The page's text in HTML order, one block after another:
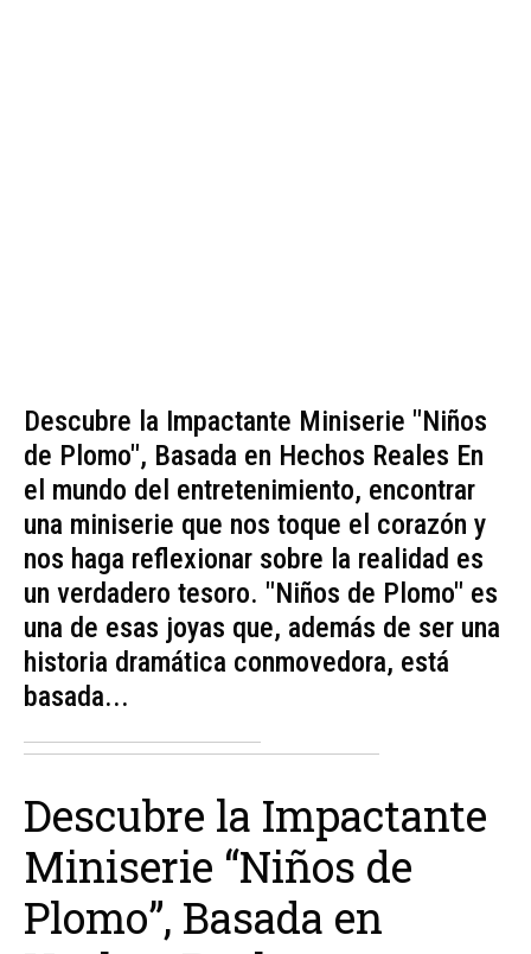
Descubre la Impactante Miniserie "Niños
de Plomo", Basada en Hechos Reales En
el mundo del entretenimiento, encontrar
una miniserie que nos toque el corazón y
nos haga reflexionar sobre la realidad es
un verdadero tesoro. "Niños de Plomo" es
una de esas joyas que, además de ser una
historia dramática conmovedora, está
basada...
Descubre la Impactante
Miniserie “Niños de
Plomo”, Basada en